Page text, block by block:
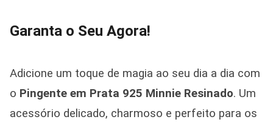
Garanta o Seu Agora!
Adicione um toque de magia ao seu dia a dia com
o Pingente em Prata 925 Minnie Resinado. Um
acessório delicado, charmoso e perfeito para os